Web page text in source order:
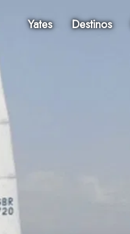
Yates Destinos